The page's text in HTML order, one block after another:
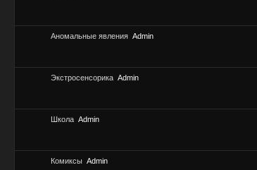
Аномальные явления Admin
Экстросенсорика Admin
Школа Admin
Комиксы Admin